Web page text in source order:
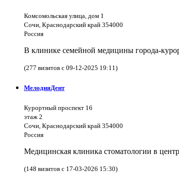
Комсомольская улица, дом 1
Сочи, Краснодарский край 354000
Россия
В клинике семейной медицины города-
(277 визитов с 09-12-2025 19:11)
МелодияДент
Курортный проспект 16
этаж 2
Сочи, Краснодарский край 354000
Россия
Медицинская клиника стоматологии в
(148 визитов с 17-03-2026 15:30)